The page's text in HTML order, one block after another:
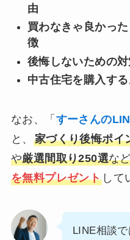
由
買わなきゃ良かっ
徴
後悔しないための
中古住宅を購入す
なお、「 すーさんの
と、 家づくり後悔ポイ
や厳選間取り250選な
を無料プレゼント して
LINE相談で